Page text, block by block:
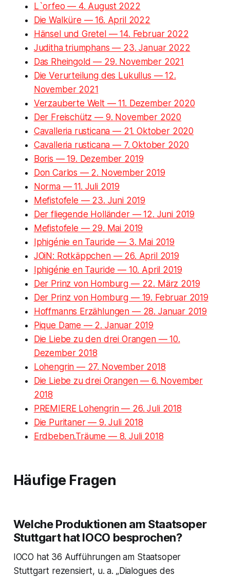
L`orfeo — 4. August 2022
Die Walküre — 16. April 2022
Hänsel und Gretel — 14. Februar 2022
Juditha triumphans — 23. Januar 2022
Das Rheingold — 29. November 2021
Die Verurteilung des Lukullus — 12.
November 2021
Verzauberte Welt — 11. Dezember 2020
Der Freischütz — 9. November 2020
Cavalleria rusticana — 21. Oktober 2020
Cavalleria rusticana — 7. Oktober 2020
Boris — 19. Dezember 2019
Don Carlos — 2. November 2019
Norma — 11. Juli 2019
Mefistofele — 23. Juni 2019
Der fliegende Holländer — 12. Juni 2019
Mefistofele — 29. Mai 2019
Iphigénie en Tauride — 3. Mai 2019
JOiN: Rotkäppchen — 26. April 2019
Iphigénie en Tauride — 10. April 2019
Der Prinz von Homburg — 22. März 2019
Der Prinz von Homburg — 19. Februar 2019
Hoffmanns Erzählungen — 28. Januar 2019
Pique Dame — 2. Januar 2019
Die Liebe zu den drei Orangen — 10.
Dezember 2018
Lohengrin — 27. November 2018
Die Liebe zu drei Orangen — 6. November
2018
PREMIERE Lohengrin — 26. Juli 2018
Die Puritaner — 9. Juli 2018
Erdbeben.Träume — 8. Juli 2018
Häufige Fragen
Welche Produktionen am Staatsoper
Stuttgart hat IOCO besprochen?
IOCO hat 36 Aufführungen am Staatsoper
Stuttgart rezensiert, u. a. „Dialogues des